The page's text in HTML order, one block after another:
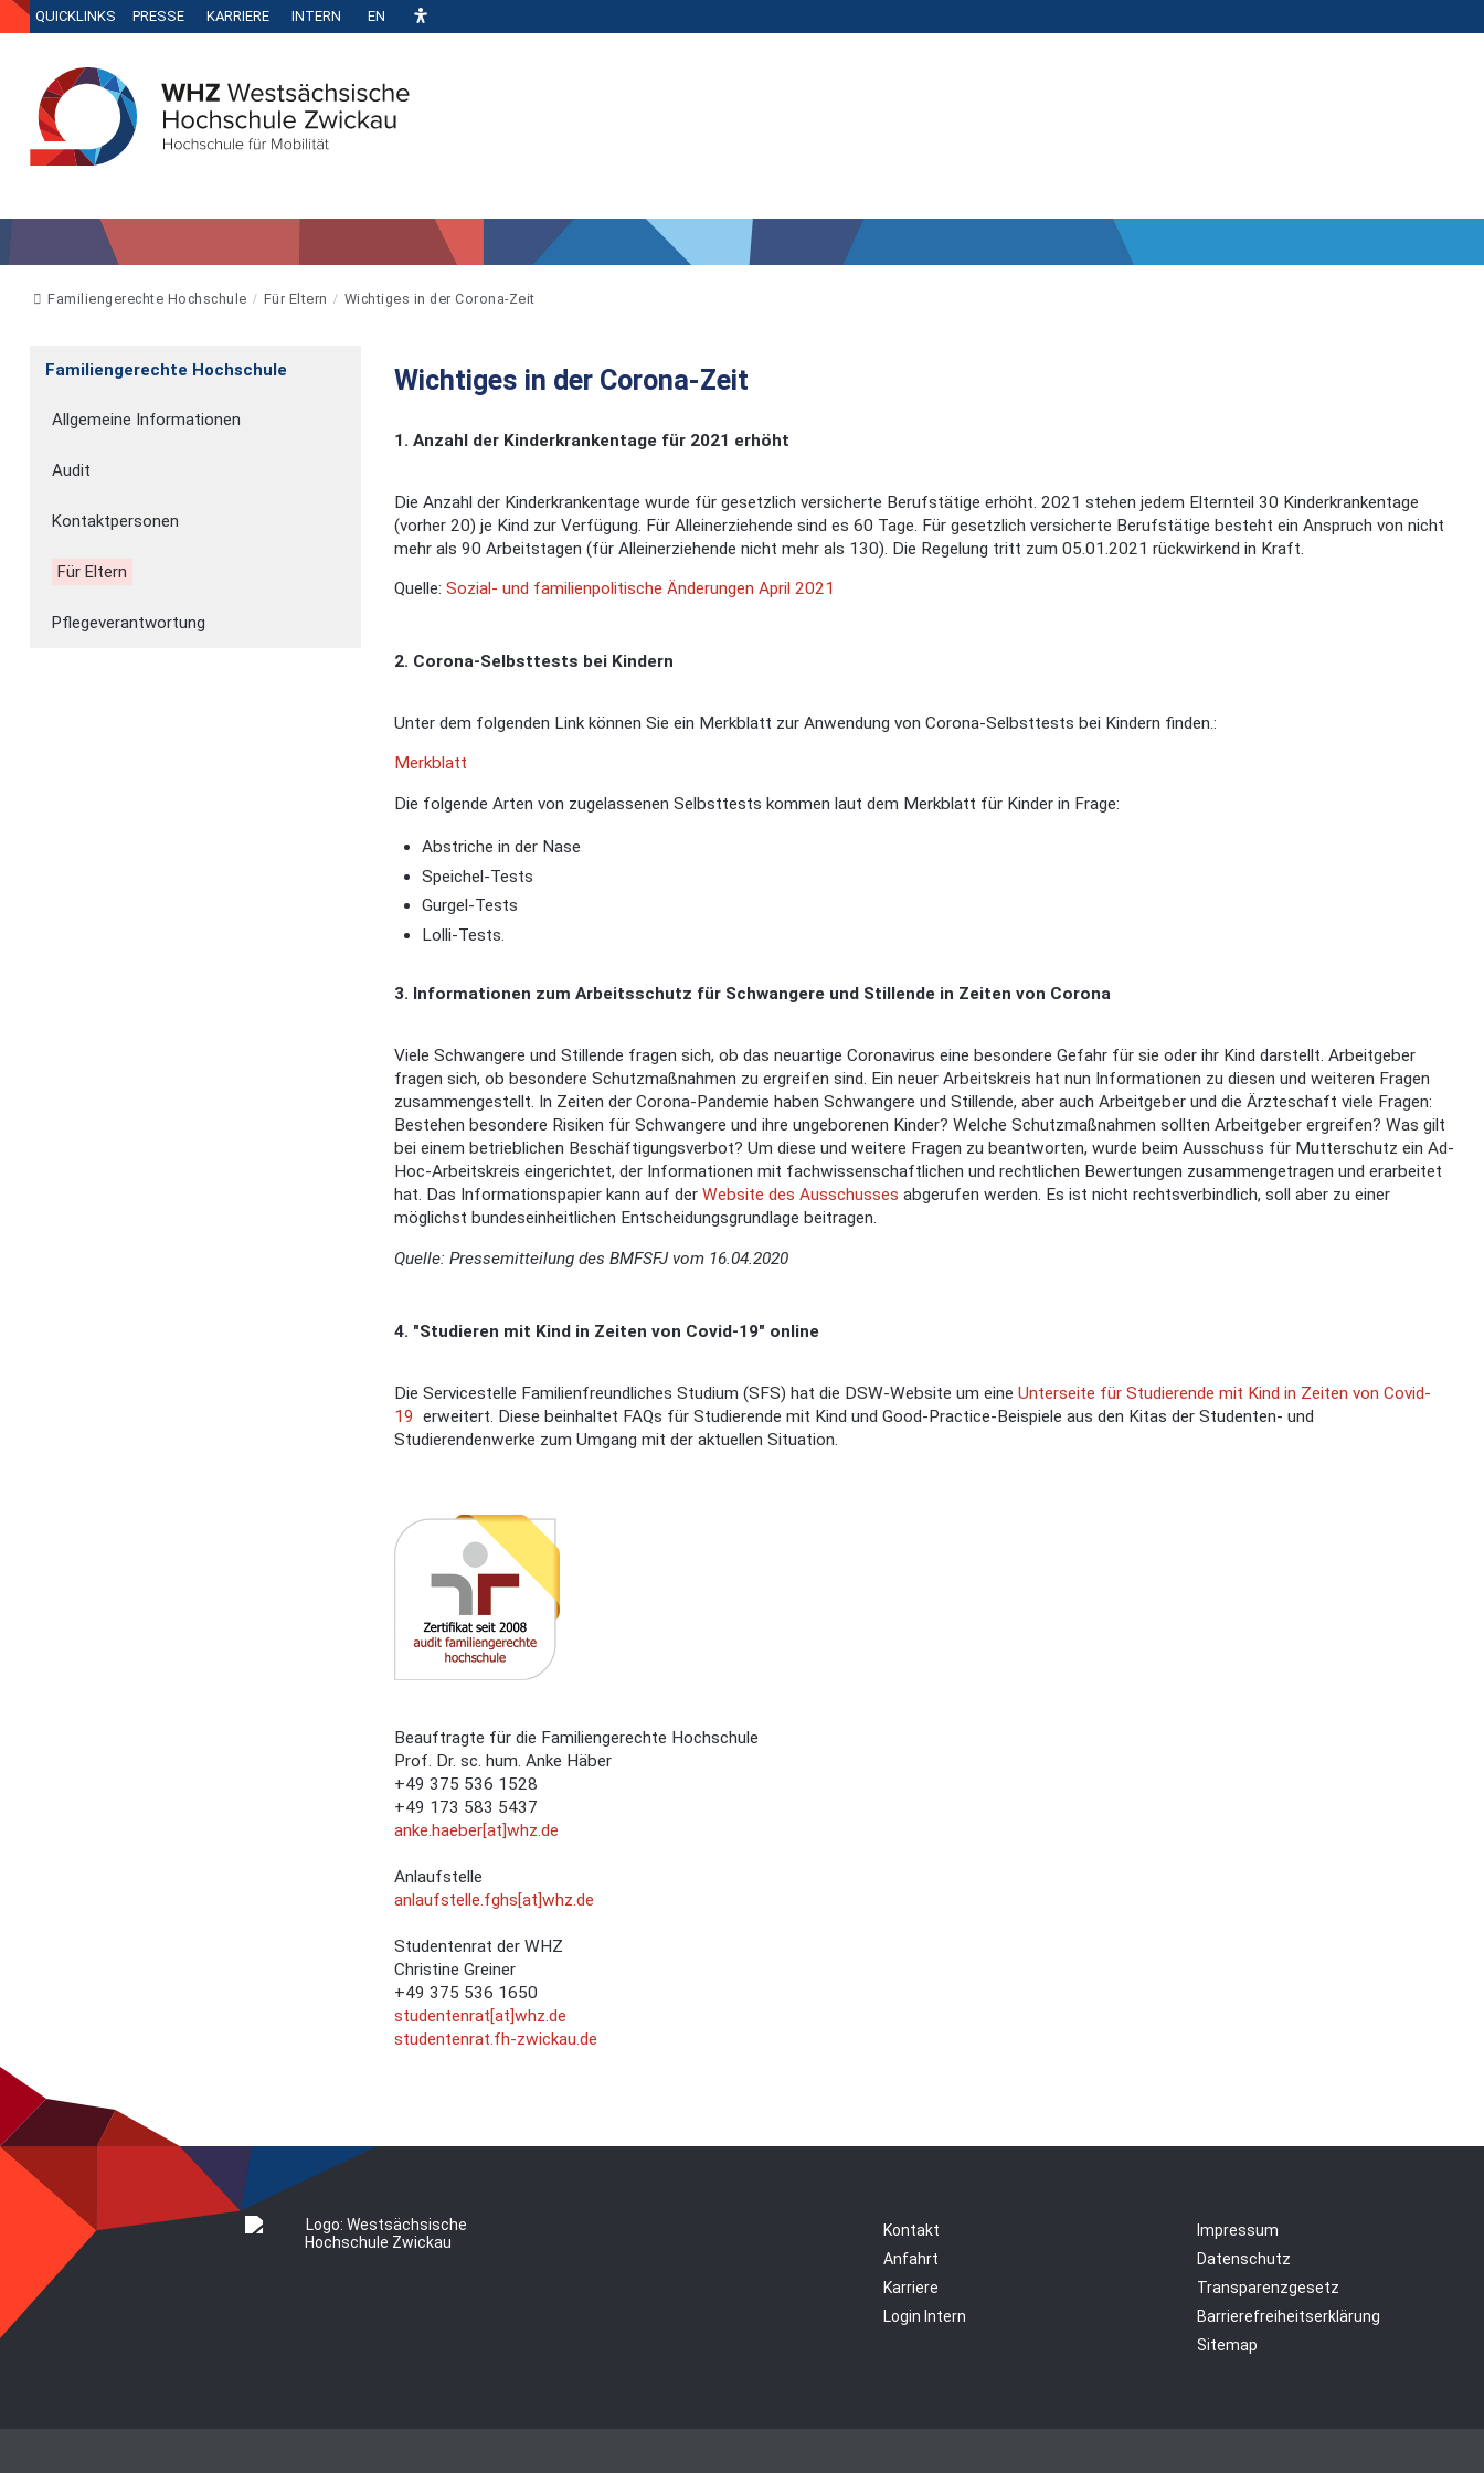
QUICKLINKS PRESSE KARRIERE INTERN EN
Familiengerechte Hochschule Für Eltern Wichtiges in der Corona-Zeit
Familiengerechte Hochschule
Allgemeine Informationen
Audit
Kontaktpersonen
Für Eltern
Pflegeverantwortung
Wichtiges in der Corona-Zeit
1. Anzahl der Kinderkrankentage für 2021 erhöht
Die Anzahl der Kinderkrankentage wurde für gesetzlich versicherte Berufstätige erhöht. 2021 stehen jedem Elternteil 30 Kinderkrankentage
(vorher 20) je Kind zur Verfügung. Für Alleinerziehende sind es 60 Tage. Für gesetzlich versicherte Berufstätige besteht ein Anspruch von nicht
mehr als 90 Arbeitstagen (für Alleinerziehende nicht mehr als 130). Die Regelung tritt zum 05.01.2021 rückwirkend in Kraft.
Quelle: Sozial- und familienpolitische Änderungen April 2021
2. Corona-Selbsttests bei Kindern
Unter dem folgenden Link können Sie ein Merkblatt zur Anwendung von Corona-Selbsttests bei Kindern finden.:
Merkblatt
Die folgende Arten von zugelassenen Selbsttests kommen laut dem Merkblatt für Kinder in Frage:
Abstriche in der Nase
Speichel-Tests
Gurgel-Tests
Lolli-Tests.
3. Informationen zum Arbeitsschutz für Schwangere und Stillende in Zeiten von Corona
Viele Schwangere und Stillende fragen sich, ob das neuartige Coronavirus eine besondere Gefahr für sie oder ihr Kind darstellt. Arbeitgeber
fragen sich, ob besondere Schutzmaßnahmen zu ergreifen sind. Ein neuer Arbeitskreis hat nun Informationen zu diesen und weiteren Fragen
zusammengestellt. In Zeiten der Corona-Pandemie haben Schwangere und Stillende, aber auch Arbeitgeber und die Ärzteschaft viele Fragen:
Bestehen besondere Risiken für Schwangere und ihre ungeborenen Kinder? Welche Schutzmaßnahmen sollten Arbeitgeber ergreifen? Was gilt
bei einem betrieblichen Beschäftigungsverbot? Um diese und weitere Fragen zu beantworten, wurde beim Ausschuss für Mutterschutz ein Ad-
Hoc-Arbeitskreis eingerichtet, der Informationen mit fachwissenschaftlichen und rechtlichen Bewertungen zusammengetragen und erarbeitet
hat. Das Informationspapier kann auf der Website des Ausschusses abgerufen werden. Es ist nicht rechtsverbindlich, soll aber zu einer
möglichst bundeseinheitlichen Entscheidungsgrundlage beitragen.
Quelle: Pressemitteilung des BMFSFJ vom 16.04.2020
4. "Studieren mit Kind in Zeiten von Covid-19" online
Die Servicestelle Familienfreundliches Studium (SFS) hat die DSW-Website um eine Unterseite für Studierende mit Kind in Zeiten von Covid-
19 erweitert. Diese beinhaltet FAQs für Studierende mit Kind und Good-Practice-Beispiele aus den Kitas der Studenten- und
Studierendenwerke zum Umgang mit der aktuellen Situation.
Beauftragte für die Familiengerechte Hochschule
Prof. Dr. sc. hum. Anke Häber
+49 375 536 1528
+49 173 583 5437
anke.haeber[at]whz.de
Anlaufstelle
anlaufstelle.fghs[at]whz.de
Studentenrat der WHZ
Christine Greiner
+49 375 536 1650
studentenrat[at]whz.de
studentenrat.fh-zwickau.de
Kontakt
Anfahrt
Karriere
Login Intern
Impressum
Datenschutz
Transparenzgesetz
Barrierefreiheitserklärung
Sitemap